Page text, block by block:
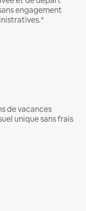
engagement
de vacances
unique sans frais